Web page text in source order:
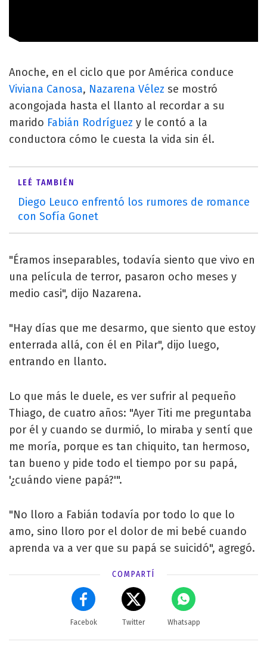
Anoche, en el ciclo que por América conduce
Viviana Canosa, Nazarena Vélez se mostró
acongojada hasta el llanto al recordar a su
marido Fabián Rodríguez y le contó a la
conductora cómo le cuesta la vida sin él.
LEÉ TAMBIÉN
Diego Leuco enfrentó los rumores de romance
con Sofía Gonet
"Éramos inseparables, todavía siento que vivo en
una película de terror, pasaron ocho meses y
medio casi", dijo Nazarena.
"Hay días que me desarmo, que siento que estoy
enterrada allá, con él en Pilar", dijo luego,
entrando en llanto.
Lo que más le duele, es ver sufrir al pequeño
Thiago, de cuatro años: "Ayer Titi me preguntaba
por él y cuando se durmió, lo miraba y sentí que
me moría, porque es tan chiquito, tan hermoso,
tan bueno y pide todo el tiempo por su papá,
'¿cuándo viene papá?'".
"No lloro a Fabián todavía por todo lo que lo
amo, sino lloro por el dolor de mi bebé cuando
aprenda va a ver que su papá se suicidó", agregó.
COMPARTÍ
Facebok Twitter Whatsapp